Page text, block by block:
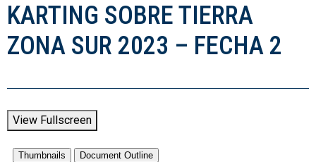
KARTING SOBRE TIERRA
ZONA SUR 2023 – FECHA 2
View Fullscreen